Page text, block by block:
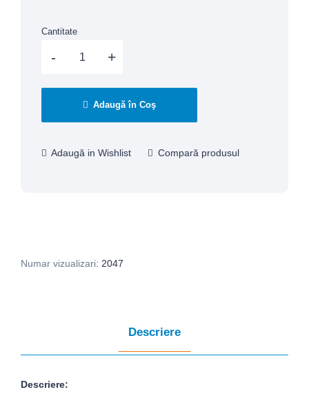
Cantitate
Adaugă în Coş
Adaugă in Wishlist Compară produsul
Numar vizualizari: 2047
Descriere
Descriere: